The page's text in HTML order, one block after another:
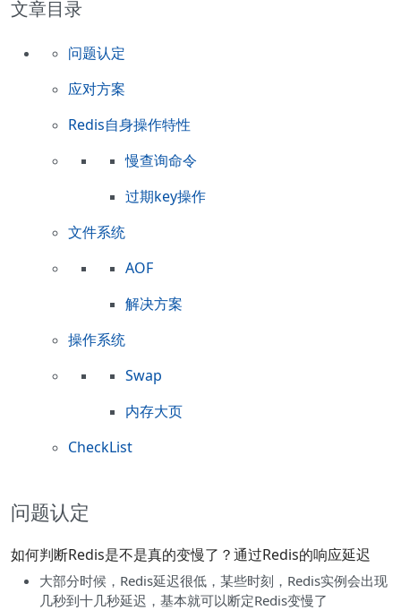
文章目录
问题认定
应对方案
Redis自身操作特性
慢查询命令
过期key操作
文件系统
AOF
解决方案
操作系统
Swap
内存大页
CheckList
问题认定
如何判断Redis是不是真的变慢了？通过Redis的响应延迟
大部分时候，Redis延迟很低，某些时刻，Redis实例会出现
几秒到十几秒延迟，基本就可以断定Redis变慢了